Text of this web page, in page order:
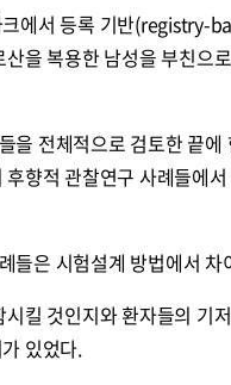
에서 등록 기반(registry-
을 복용한 남성을 부친으
을 전체적으로 검토한 끝
향적 관찰연구 사례들에
들은 시험설계 방법에서 차
킬 것인지와 환자들의 기
있었다.